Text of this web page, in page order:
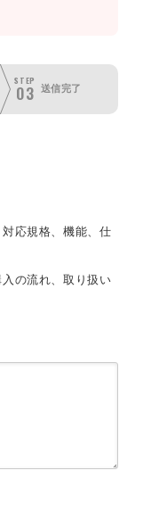
STEP
03 送信完了
対応規格、機能、仕
入の流れ、取り扱い